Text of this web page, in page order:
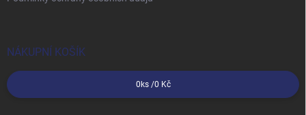
NÁKUPNÍ KOŠÍK
0ks /0 Kč